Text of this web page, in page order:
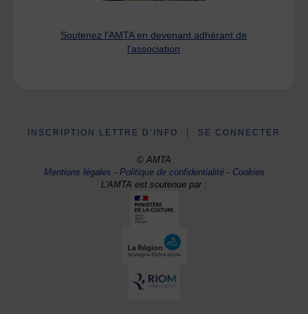
Soutenez l'AMTA en devenant adhérant de
l'association
INSCRIPTION LETTRE D’INFO SE CONNECTER
© AMTA
Mentions légales -Politique de confidentialité- Cookies
L'AMTA est soutenue par :